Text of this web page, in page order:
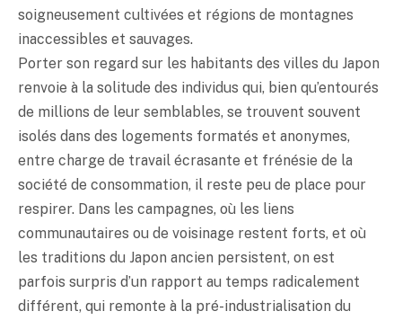
soigneusement cultivées et régions de montagnes
inaccessibles et sauvages.
Porter son regard sur les habitants des villes du Japon
renvoie à la solitude des individus qui, bien qu’entourés
de millions de leur semblables, se trouvent souvent
isolés dans des logements formatés et anonymes,
entre charge de travail écrasante et frénésie de la
société de consommation, il reste peu de place pour
respirer. Dans les campagnes, où les liens
communautaires ou de voisinage restent forts, et où
les traditions du Japon ancien persistent, on est
parfois surpris d’un rapport au temps radicalement
différent, qui remonte à la pré-industrialisation du